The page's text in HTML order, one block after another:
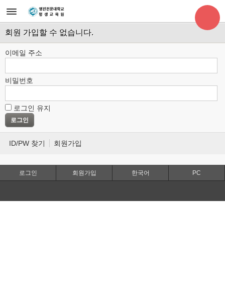
회원 가입할 수 없습니다.
이메일 주소
비밀번호
로그인 유지
ID/PW 찾기 회원가입
로그인 회원가입 한국어 PC